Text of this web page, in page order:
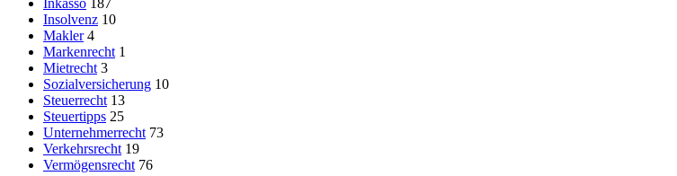
Inkasso 187
Insolvenz 10
Makler 4
Markenrecht 1
Mietrecht 3
Sozialversicherung 10
Steuerrecht 13
Steuertipps 25
Unternehmerrecht 73
Verkehrsrecht 19
Vermögensrecht 76